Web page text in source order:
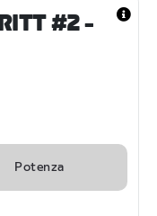
#2-
Potenza